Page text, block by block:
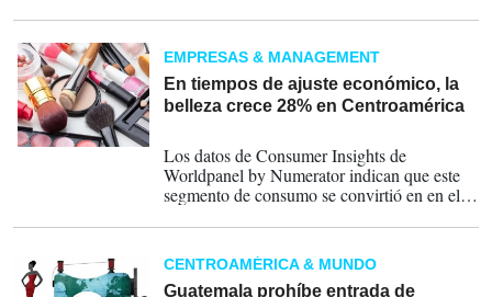
EMPRESAS & MANAGEMENT
En tiempos de ajuste económico, la
belleza crece 28% en Centroamérica
Los datos de Consumer Insights de
Worldpanel by Numerator indican que este
segmento de consumo se convirtió en en el
mayor expansión del consumo masivo.
CENTROAMÉRICA & MUNDO
Guatemala prohíbe entrada de